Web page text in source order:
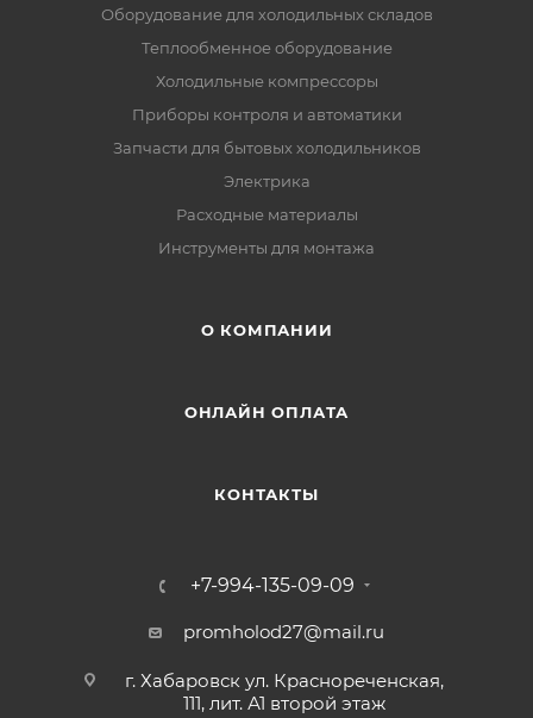
Оборудование для холодильных складов
Теплообменное оборудование
Холодильные компрессоры
Приборы контроля и автоматики
Запчасти для бытовых холодильников
Электрика
Расходные материалы
Инструменты для монтажа
О КОМПАНИИ
ОНЛАЙН ОПЛАТА
КОНТАКТЫ
+7-994-135-09-09
promholod27@mail.ru
г. Хабаровск ул. Краснореченская,
111, лит. А1 второй этаж